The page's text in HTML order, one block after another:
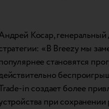
Косар, генеральный
«В Breezy мы
становятся
in создает более
при